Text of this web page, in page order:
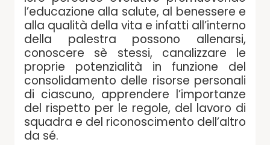
l’educazione alla salute, al benessere e
alla qualità della vita e infatti all’interno
della palestra possono allenarsi,
conoscere sè stessi, canalizzare le
proprie potenzialità in funzione del
consolidamento delle risorse personali
di ciascuno, apprendere l’importanze
del rispetto per le regole, del lavoro di
squadra e del riconoscimento dell’altro
da sé.